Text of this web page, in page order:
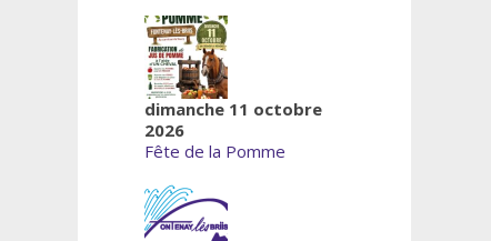
dimanche 11 octobre
2026
Fête de la Pomme